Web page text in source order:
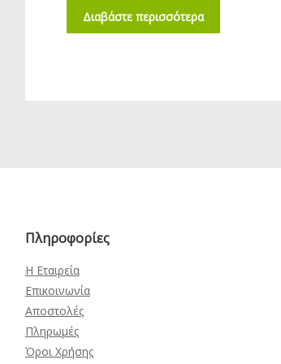
Διαβάστε περισσότερα
Πληροφορίες
Η Εταιρεία
Επικοινωνία
Αποστολές
Πληρωμές
Όροι Χρήσης